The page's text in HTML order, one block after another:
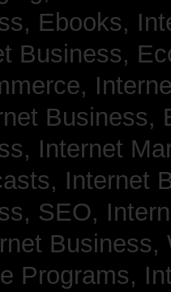
Ebooks,
Business,
Business,
Internet
Internet
SEO,
Programs,